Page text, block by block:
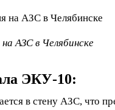
АЗС в Челябинске
ЭКУ‑10:
в стену АЗС, что